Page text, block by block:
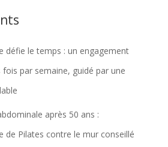
défie le temps : un engagement
par semaine, guidé par une
après 50 ans :
de Pilates contre le mur conseillé